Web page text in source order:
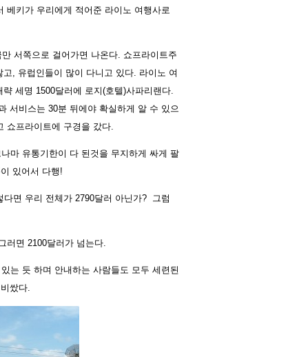
베키가 우리에게 적어준 라이노 여행사로
서쪽으로 걸어가면 나온다. 쇼프라이트주
, 유럽인들이 많이 다니고 있다. 라이노 여
세명 1500달러에 로지(호텔)사파리랜다.
서비스는 30분 뒤에야 확실하게 알 수 있으
쇼프라이트에 구경을 갔다.
마 유통기한이 다 된것을 무지하게 싸게 팔
있어서 다행!
면 우리 전체가 2790달러 아닌가? 그럼
러면 2100달러가 넘는다.
는 듯 하며 안내하는 사람들도 모두 세련된
쌌다.